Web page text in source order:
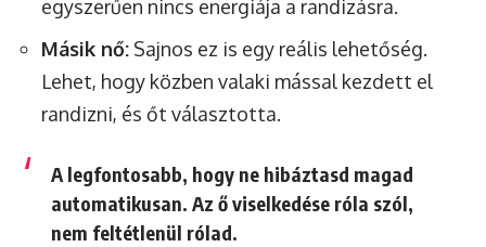
egyszerűen nincs energiája a randizásra.
Másik nő: Sajnos ez is egy reális lehetőség.
Lehet, hogy közben valaki mással kezdett el
randizni, és őt választotta.
A legfontosabb, hogy ne hibáztasd magad
automatikusan. Az ő viselkedése róla szól,
nem feltétlenül rólad.